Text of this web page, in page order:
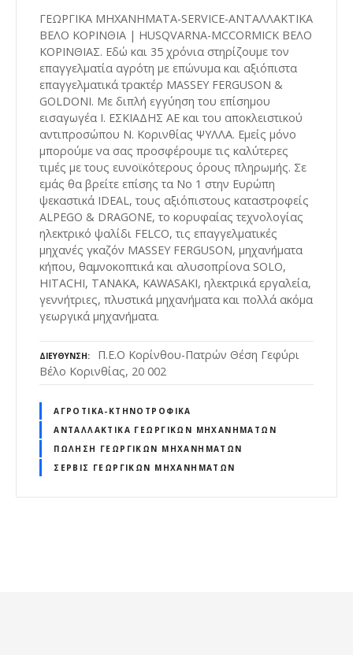
ΓΕΩΡΓΙΚΑ ΜΗΧΑΝΗΜΑΤΑ-SERVICE-ΑΝΤΑΛΛΑΚΤΙΚΑ
ΒΕΛΟ ΚΟΡΙΝΘΙΑ | HUSQVARNA-MCCORMICK ΒΕΛΟ
ΚΟΡΙΝΘΙΑΣ. Εδώ και 35 χρόνια στηρίζουμε τον
επαγγελματία αγρότη με επώνυμα και αξιόπιστα
επαγγελματικά τρακτέρ MASSEY FERGUSON &
GOLDONI. Με διπλή εγγύηση του επίσημου
εισαγωγέα Ι. ΕΣΚΙΑΔΗΣ ΑΕ και του αποκλειστικού
αντιπροσώπου Ν. Κορινθίας ΨΥΛΛΑ. Εμείς μόνο
μπορούμε να σας προσφέρουμε τις καλύτερες
τιμές με τους ευνοϊκότερους όρους πληρωμής. Σε
εμάς θα βρείτε επίσης τα Νο 1 στην Ευρώπη
ψεκαστικά IDEAL, τους αξιόπιστους καταστροφείς
ALPEGO & DRAGONE, το κορυφαίας τεχνολογίας
ηλεκτρικό ψαλίδι FELCO, τις επαγγελματικές
μηχανές γκαζόν MASSEY FERGUSON, μηχανήματα
κήπου, θαμνοκοπτικά και αλυσοπρίονα SOLO,
HITACHI, TANAKA, KAWASAKI, ηλεκτρικά εργαλεία,
γεννήτριες, πλυστικά μηχανήματα και πολλά ακόμα
γεωργικά μηχανήματα.
ΔΙΕΎΘΥΝΣΗ
Π.Ε.Ο Κορίνθου-Πατρών Θέση Γεφύρι
Βέλο Κορινθίας, 20 002
ΑΓΡΟΤΙΚΆ-ΚΤΗΝΟΤΡΟΦΙΚΆ
ΑΝΤΑΛΛΑΚΤΙΚΆ ΓΕΩΡΓΙΚΏΝ ΜΗΧΑΝΗΜΆΤΩΝ
ΠΏΛΗΣΗ ΓΕΩΡΓΙΚΏΝ ΜΗΧΑΝΗΜΆΤΩΝ
ΣΈΡΒΙΣ ΓΕΩΡΓΙΚΏΝ ΜΗΧΑΝΗΜΆΤΩΝ